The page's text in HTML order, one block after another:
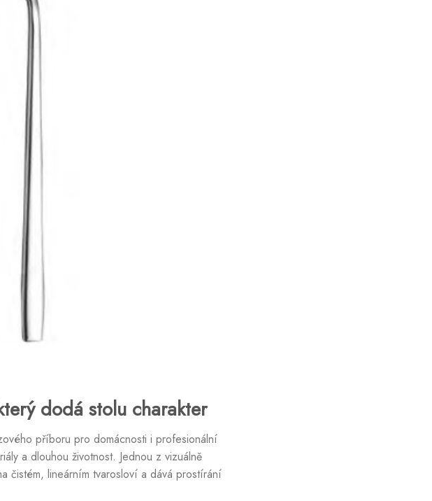
dodá stolu charakter
příboru pro domácnosti i profesionální
a dlouhou životnost. Jednou z vizuálně
čistém, lineárním tvarosloví a dává prostírání